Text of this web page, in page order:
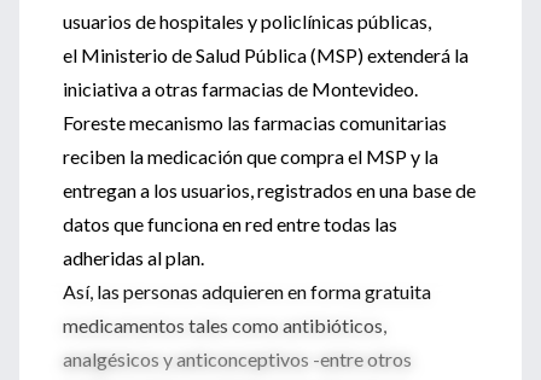
usuarios de hospitales y policlínicas públicas,
el Ministerio de Salud Pública (MSP) extenderá la
iniciativa a otras farmacias de Montevideo.
Foreste mecanismo las farmacias comunitarias
reciben la medicación que compra el MSP y la
entregan a los usuarios, registrados en una base de
datos que funciona en red entre todas las
adheridas al plan.
Así, las personas adquieren en forma gratuita
medicamentos tales como antibióticos,
analgésicos y anticonceptivos -entre otros